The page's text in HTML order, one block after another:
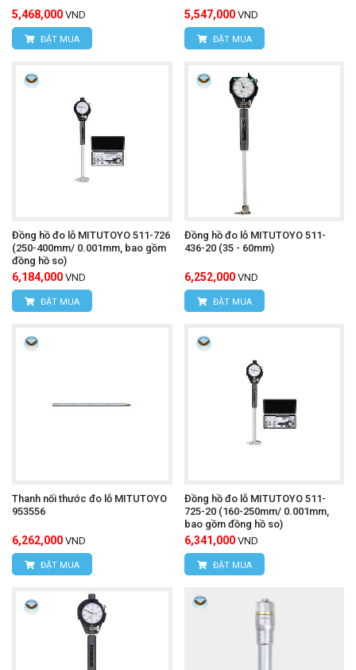
5,468,000 VND
ĐẶT MUA
5,547,000 VND
ĐẶT MUA
Đồng hồ đo lỗ MITUTOYO 511-726
(250-400mm/ 0.001mm, bao gồm
đồng hồ so)
6,184,000 VND
ĐẶT MUA
Đồng hồ đo lỗ MITUTOYO 511-
436-20 (35 - 60mm)
6,252,000 VND
ĐẶT MUA
Thanh nối thước đo lỗ MITUTOYO
953556
6,262,000 VND
ĐẶT MUA
Đồng hồ đo lỗ MITUTOYO 511-
725-20 (160-250mm/ 0.001mm,
bao gồm đồng hồ so)
6,341,000 VND
ĐẶT MUA